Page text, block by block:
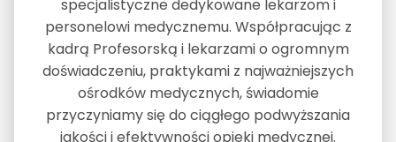
specjalistyczne dedykowane lekarzom i
personelowi medycznemu. Współpracując z
kadrą Profesorską i lekarzami o ogromnym
doświadczeniu, praktykami z najważniejszych
ośrodków medycznych, świadomie
przyczyniamy się do ciągłego podwyższania
jakości i efektywności opieki medycznej.